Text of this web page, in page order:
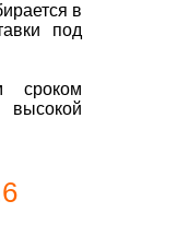
в
под
сроком